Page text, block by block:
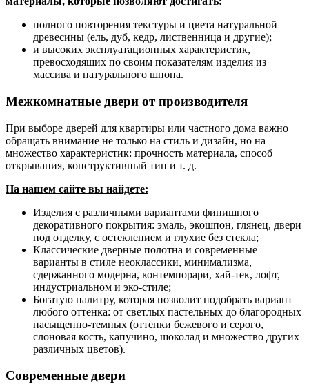
полного повторения текстуры и цвета натуральной
древесины (ель, дуб, кедр, лиственница и другие);
и высоких эксплуатационных характеристик,
превосходящих по своим показателям изделия из
массива и натурального шпона.
Межкомнатные двери от производителя
При выборе дверей для квартиры или частного дома важно
обращать внимание не только на стиль и дизайн, но на
множество характеристик: прочность материала, способ
открывания, конструктивный тип и т. д.
На нашем сайте вы найдете:
Изделия с различными вариантами финишного
декоративного покрытия: эмаль, экошпон, глянец, двери
под отделку, с остеклением и глухие без стекла;
Классические дверные полотна и современные
варианты в стиле неоклассики, минимализма,
сдержанного модерна, контемпорари, хай-тек, лофт,
индустриальном и эко-стиле;
Богатую палитру, которая позволит подобрать вариант
любого оттенка: от светлых пастельных до благородных
насыщенно-темных (оттенки бежевого и серого,
слоновая кость, капучино, шоколад и множество других
различных цветов).
Современные двери